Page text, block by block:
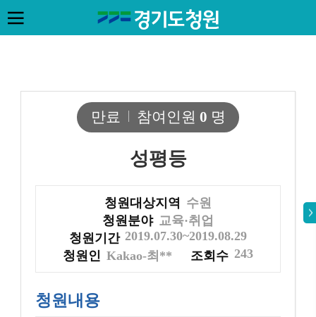
만료 참여인원 0 명
성평등
청원대상지역 수원
청원분야 교육·취업
청원기간 2019.07.30~2019.08.29
청원인 Kakao-최** 조회수 243
청원내용